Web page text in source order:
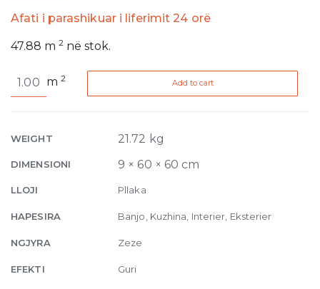
Afati i parashikuar i liferimit 24 orë
47.88 m2 në stok.
Stone
10mm
x
60
m2 Add to cart
WEIGHT 21.72 kg
DIMENSIONI 9 × 60 × 60 cm
LLOJI Pllaka
HAPESIRA Banjo, Kuzhina, Interier, Eksterier
NGJYRA Zeze
EFEKTI Guri